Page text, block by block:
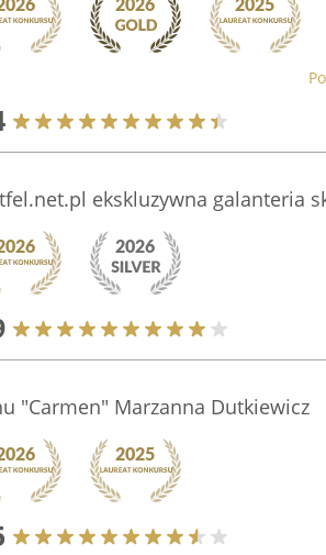
ekskluzywna galanteria
"Carmen" Marzanna Dutkiewicz